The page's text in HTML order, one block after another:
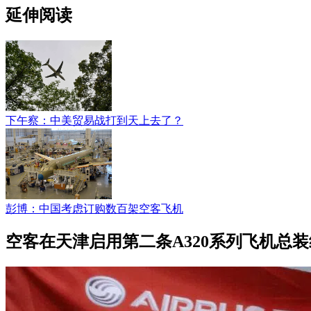
延伸阅读
下午察：中美贸易战打到天上去了？
彭博：中国考虑订购数百架空客飞机
空客在天津启用第二条A320系列飞机总